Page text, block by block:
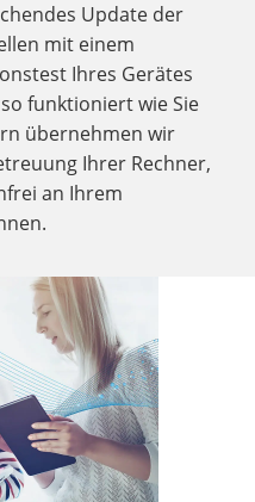
Update der
mit einem
Ihres Gerätes
funktioniert wie Sie
übernehmen wir
Ihrer Rechner,
an Ihrem